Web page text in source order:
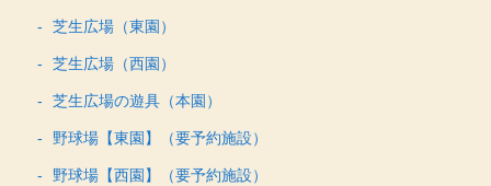
芝生広場（東園）
芝生広場（西園）
芝生広場の遊具（本園）
野球場【東園】（要予約施設）
野球場【西園】（要予約施設）